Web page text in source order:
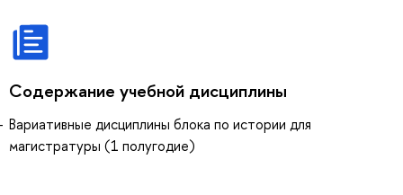
Содержание учебной дисциплины
Вариативные дисциплины блока по истории для
магистратуры (1 полугодие)